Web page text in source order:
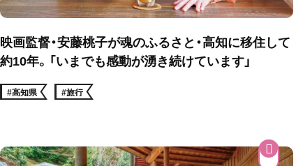
映画監督・安藤桃子が魂のふるさと・高知に移住して
約10年。「いまでも感動が湧き続けています」
#高知県 #旅行